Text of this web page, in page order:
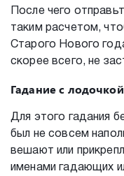
После чего
таким расчетом,
Старого Нового
скорее всего, не
Гадание с лодочкой
Для этого гадания
был не совсем
вешают или
именами гадающих